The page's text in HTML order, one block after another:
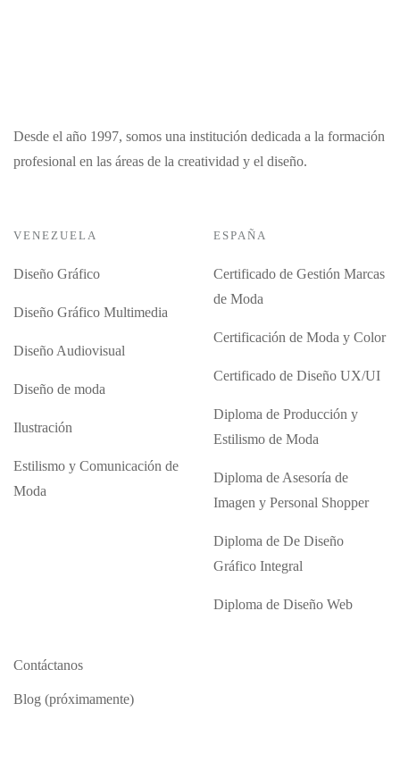
Desde el año 1997, somos una institución dedicada a la formación
profesional en las áreas de la creatividad y el diseño.
VENEZUELA
Diseño Gráfico
Diseño Gráfico Multimedia
Diseño Audiovisual
Diseño de moda
Ilustración
Estilismo y Comunicación de
Moda
ESPAÑA
Certificado de Gestión Marcas
de Moda
Certificación de Moda y Color
Certificado de Diseño UX/UI
Diploma de Producción y
Estilismo de Moda
Diploma de Asesoría de
Imagen y Personal Shopper
Diploma de De Diseño
Gráfico Integral
Diploma de Diseño Web
Contáctanos
Blog (próximamente)